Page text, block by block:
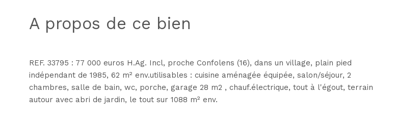
a propos de ce bien
REF. 33795 : 77 000 euros H.Ag. Incl, proche Confolens (16), dans un village, plain pied
indépendant de 1985, 62 m² env.utilisables : cuisine aménagée équipée, salon/séjour, 2
chambres, salle de bain, wc, porche, garage 28 m2 , chauf.électrique, tout à l'égout, terrain
autour avec abri de jardin, le tout sur 1088 m² env.